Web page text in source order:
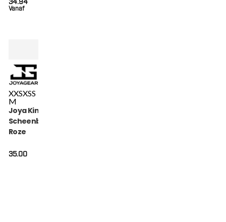
Vanaf
XXSXSS
M
Joya Kinder Dragon
Scheenbeschermers
Roze
35.00